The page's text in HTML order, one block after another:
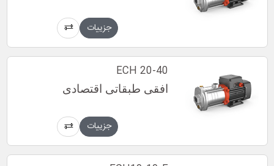
جزییات
ECH 20-40
افقی طبقاتی اقتصادی
جزییات